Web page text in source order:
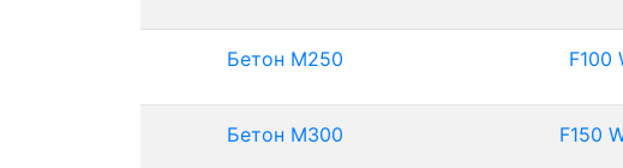
Бетон М250 F100
Бетон М300 F150